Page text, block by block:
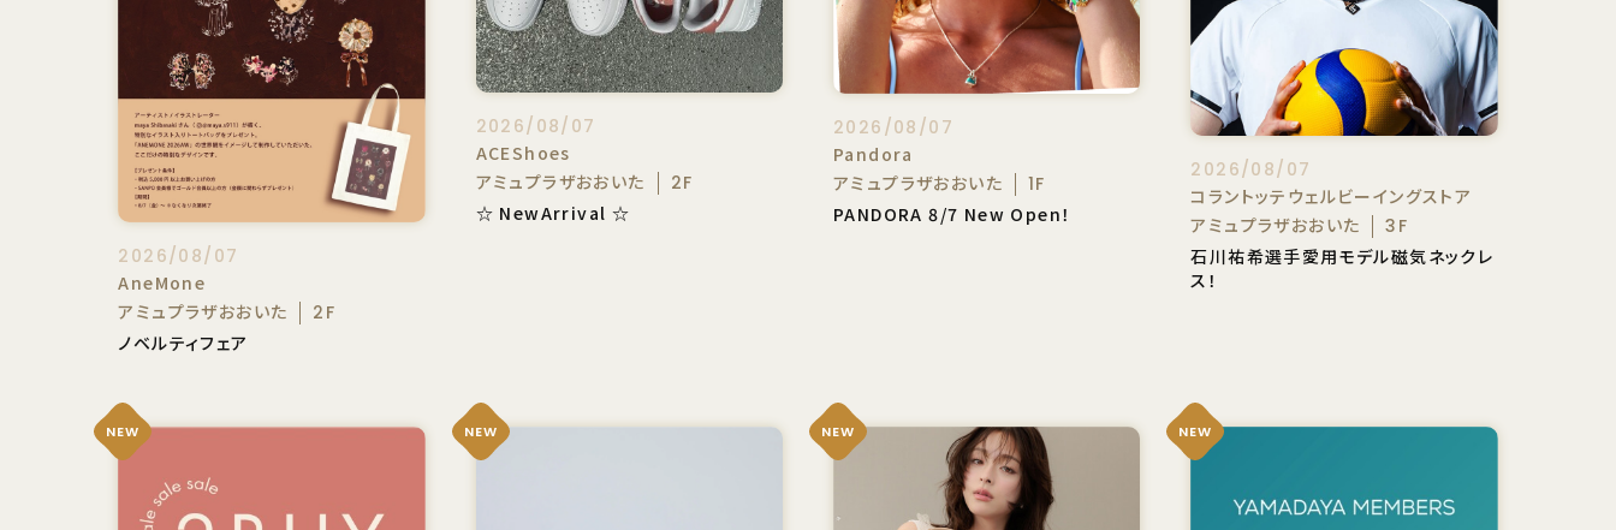
2026/08/07
AneMone
アミュプラザおおいた
2F
ノベルティフェア
2026/08/07
ACEShoes
アミュプラザおおいた
2F
☆ NewArrival ☆
2026/08/07
Pandora
アミュプラザおおいた
1F
PANDORA 8/7 New Open！
2026/08/07
コラントッテウェルビーイングストア
アミュプラザおおいた
3F
石川祐希選手愛用モデル磁気ネックレ
ス！
NEW NEW NEW NEW